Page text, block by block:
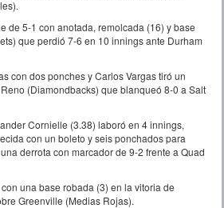
de 5-1 con anotada, remolcada (16) y base
que perdió 7-6 en 10 innings ante Durham
con dos ponches y Carlos Vargas tiró un
(Diamondbacks) que blanqueó 8-0 a Salt
Cornielle (3.38) laboró en 4 innings,
con un boleto y seis ponchados para
derrota con marcador de 9-2 frente a Quad
una base robada (3) en la vitoria de
Greenville (Medias Rojas).